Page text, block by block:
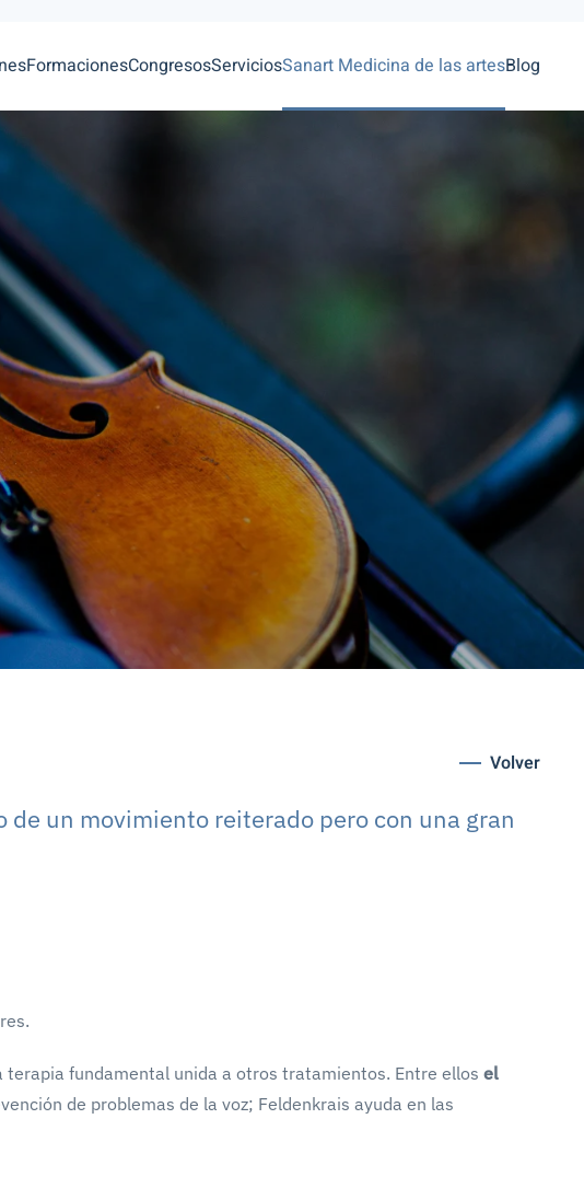
FormacionesCongresosServiciosSanart Medicina de las artesBlog
Volver
un movimiento reiterado pero con una gran
fundamental unida a otros tratamientos. Entre ellos el
de problemas de la voz; Feldenkrais ayuda en las